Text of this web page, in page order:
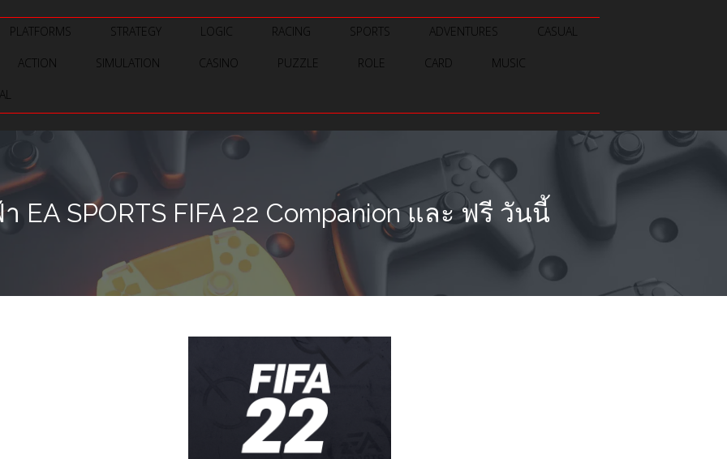
PLATFORMS STRATEGY LOGIC RACING SPORTS ADVENTURES CASUAL
ACTION SIMULATION CASINO PUZZLE ROLE CARD MUSIC
EA SPORTS FIFA 22 Companion และ ฟรี วันนี้